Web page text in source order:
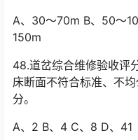
A、30～70m B、50～
150m
48.道岔综合维修验收评
床断面不符合标准、不
分。
A、2 B、4 C、8 D、41